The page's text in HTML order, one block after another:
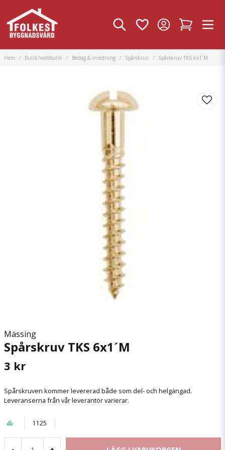
Hem Butik/webbutik Beslag & inredning Spårskruv Spårskruv TKS 6x1´M
Mässing
Spårskruv TKS 6x1´M
3 kr
Spårskruven kommer levererad både som del- och helgängad.
Leveranserna från vår leverantör varierar.
1125